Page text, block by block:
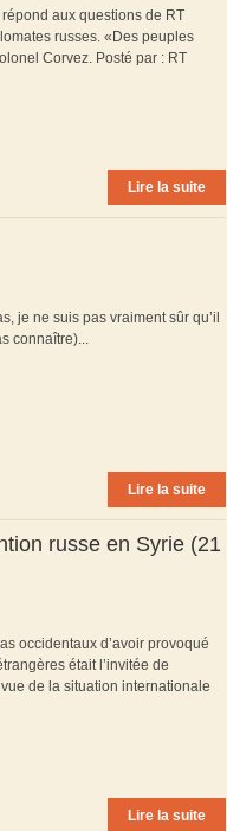
aux questions de RT
russes. «Des peuples
Corvez. Posté par : RT
Lire la suite
je ne suis pas vraiment sûr qu’il
connaître)...
Lire la suite
russe en Syrie (21
occidentaux d’avoir provoqué
était l’invitée de
de la situation internationale
Lire la suite